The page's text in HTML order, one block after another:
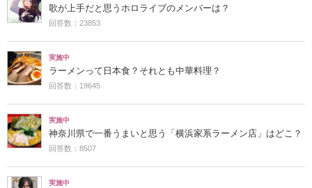
歌が上手だと思うホロライブのメンバーは？
回答数：23853
実施中
ラーメンって日本食？それとも中華料理？
回答数：19645
実施中
神奈川県で一番うまいと思う「横浜家系ラーメン店」はどこ？
回答数：8507
実施中